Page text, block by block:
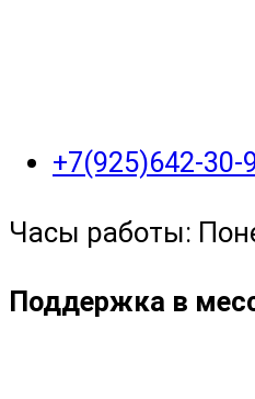
+7(925)642-30-
Часы работы:
Поддержка в